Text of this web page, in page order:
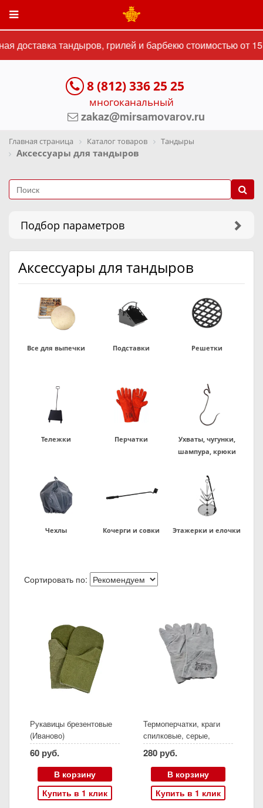
тандыров, грилей и барбекю стоимостью от 15
8 (812) 336 25 25
многоканальный
zakaz@mirsamovarov.ru
Главная страница Каталог товаров Тандыры
Аксессуары для тандыров
Подбор параметров
Аксессуары для тандыров
Все для выпечки Подставки Решетки
Тележки Перчатки
Ухваты, чугунки,
шампура, крюки
Чехлы Кочерги и совки Этажерки и елочки
Сортировать по:
Рукавицы брезентовые
(Иваново)
60 руб.
В корзину
Купить в 1 клик
Термоперчатки, краги
спилковые, серые,
размер 14
280 руб.
В корзину
Купить в 1 клик